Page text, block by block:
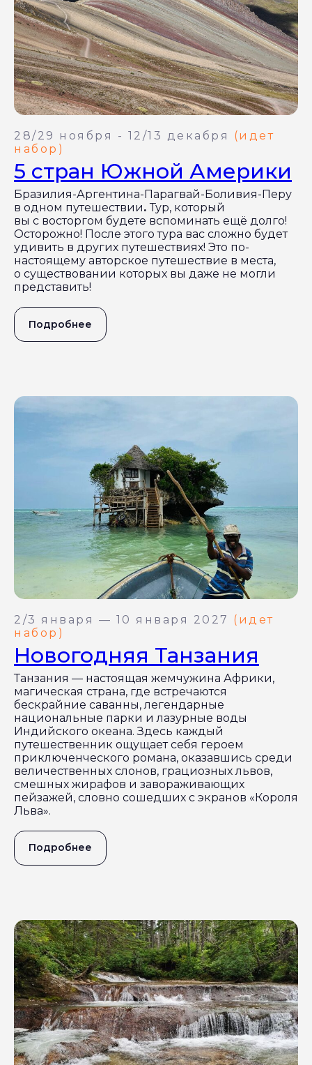
28/29 ноября - 12/13 декабря (идет
набор)
5 стран Южной Америки
Бразилия-Аргентина-Парагвай-Боливия-Перу
в одном путешествии.Тур, который
вы с восторгом будете вспоминать ещё долго!
Осторожно! После этого тура вас сложно будет
удивить в других путешествиях! Это по-
настоящему авторское путешествие в места,
о существовании которых вы даже не могли
представить!
Подробнее
2/3 января — 10 января 2027 (идет
набор)
Новогодняя Танзания
Танзания — настоящая жемчужина Африки,
магическая страна, где встречаются
бескрайние саванны, легендарные
национальные парки и лазурные воды
Индийского океана. Здесь каждый
путешественник ощущает себя героем
приключенческого романа, оказавшись среди
величественных слонов, грациозных львов,
смешных жирафов и завораживающих
пейзажей, словно сошедших с экранов «Короля
Льва».
Подробнее